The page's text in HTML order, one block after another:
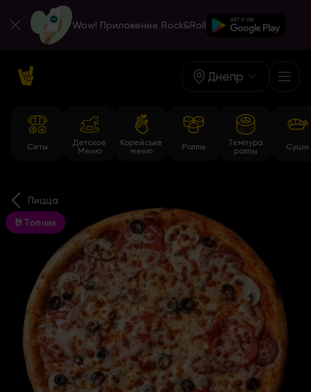
Wow! Приложение Rock&Roll
Днепр
Сеты
Детское
Меню
Корейське
меню
Роллы
Темпура
роллы
Суши
Пицца
🤘Топчик